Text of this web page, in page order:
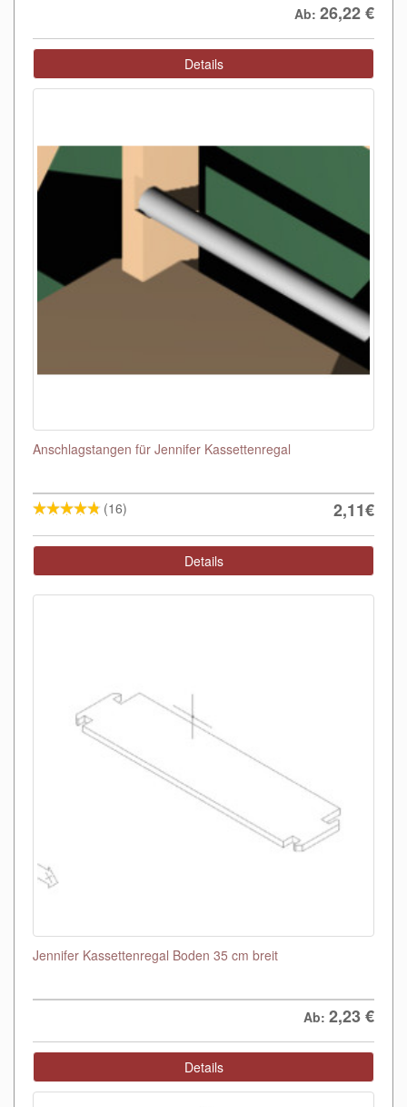
Ab: 26,22€
Details
Anschlagstangen für Jennifer Kassettenregal
(16) 2,11€
Details
Jennifer Kassettenregal Boden 35 cm breit
Ab: 2,23€
Details